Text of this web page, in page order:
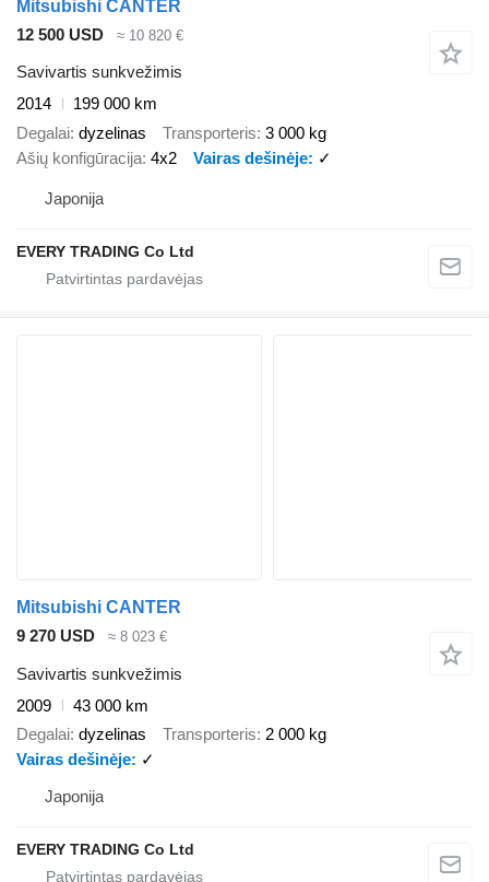
Mitsubishi CANTER
12 500 USD
≈ 10 820 €
Savivartis sunkvežimis
2014
199 000 km
Degalai dyzelinas Transporteris 3 000 kg
Ašių konfigūracija 4x2 Vairas dešinėje ✓
Japonija
EVERY TRADING Co Ltd
Mitsubishi CANTER
9 270 USD
≈ 8 023 €
Savivartis sunkvežimis
2009
43 000 km
Degalai dyzelinas Transporteris 2 000 kg
Vairas dešinėje
✓
Japonija
EVERY TRADING Co Ltd